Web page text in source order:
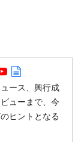
on SNS
on SNS
Follow on
ース、興行成
ューまで、今
ヒントとなる